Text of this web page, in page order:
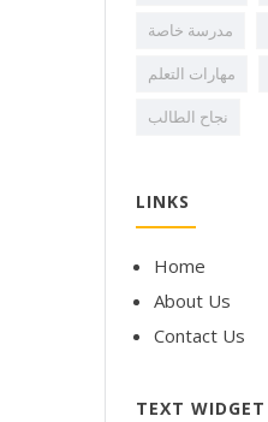
مدرسة خاصة
مهارات التعلم
نجاح الطالب
LINKS
Home
About Us
Contact Us
TEXT WIDGET